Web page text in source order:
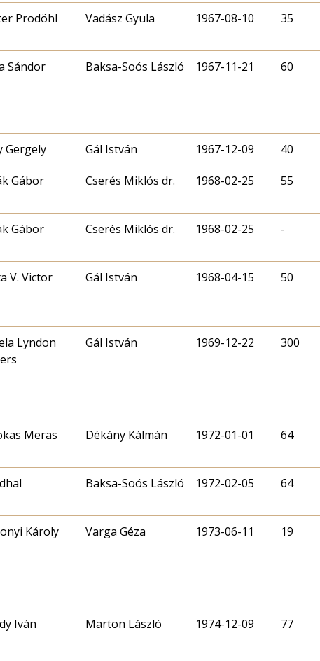
Prodöhl Vadász Gyula 1967-08-10 35
Sándor Baksa-Soós László 1967-11-21 60
Gergely Gál István 1967-12-09 40
Gábor Cserés Miklós dr. 1968-02-25 55
Gábor Cserés Miklós dr. 1968-02-25 -
V. Victor Gál István 1968-04-15 50
Lyndon
Gál István 1969-12-22 300
Meras Dékány Kálmán 1972-01-01 64
Baksa-Soós László 1972-02-05 64
Károly Varga Géza 1973-06-11 19
Iván Marton László 1974-12-09 77